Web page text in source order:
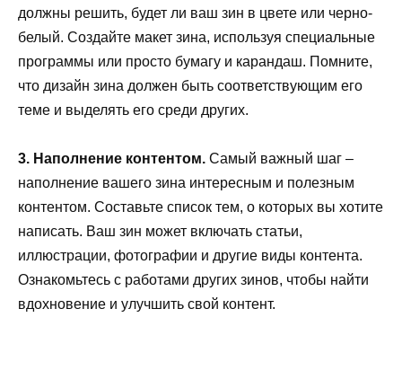
должны решить, будет ли ваш зин в цвете или черно-
белый. Создайте макет зина, используя специальные
программы или просто бумагу и карандаш. Помните,
что дизайн зина должен быть соответствующим его
теме и выделять его среди других.
3. Наполнение контентом. Самый важный шаг –
наполнение вашего зина интересным и полезным
контентом. Составьте список тем, о которых вы хотите
написать. Ваш зин может включать статьи,
иллюстрации, фотографии и другие виды контента.
Ознакомьтесь с работами других зинов, чтобы найти
вдохновение и улучшить свой контент.